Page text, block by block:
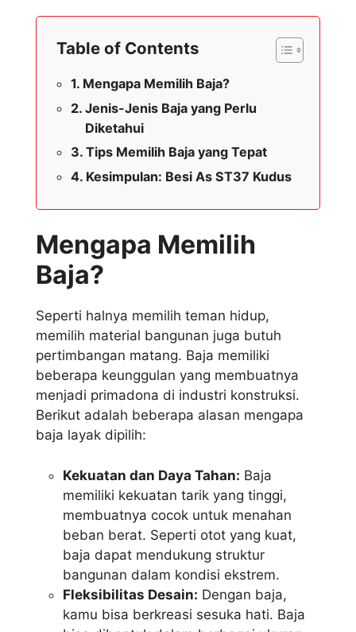
Table of Contents
Mengapa Memilih Baja?
Jenis-Jenis Baja yang Perlu
Diketahui
Tips Memilih Baja yang Tepat
Kesimpulan: Besi As ST37 Kudus
Mengapa Memilih
Baja?
Seperti halnya memilih teman hidup,
memilih material bangunan juga butuh
pertimbangan matang. Baja memiliki
beberapa keunggulan yang membuatnya
menjadi primadona di industri konstruksi.
Berikut adalah beberapa alasan mengapa
baja layak dipilih:
Kekuatan dan Daya Tahan: Baja
memiliki kekuatan tarik yang tinggi,
membuatnya cocok untuk menahan
beban berat. Seperti otot yang kuat,
baja dapat mendukung struktur
bangunan dalam kondisi ekstrem.
Fleksibilitas Desain: Dengan baja,
kamu bisa berkreasi sesuka hati. Baja